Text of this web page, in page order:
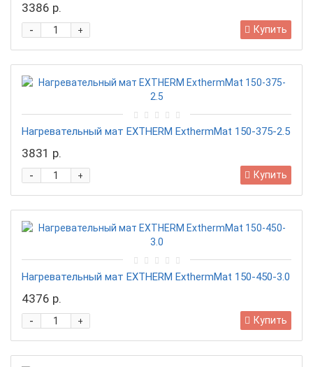
3386 р.
+
- Купить
Нагревательный мат EXTHERM ExthermMat 150-375-2.5
3831 р.
+
- Купить
Нагревательный мат EXTHERM ExthermMat 150-450-3.0
4376 р.
+
- Купить